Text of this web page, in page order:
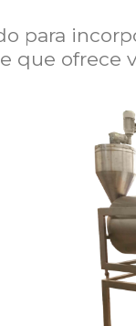
para
que ofrece